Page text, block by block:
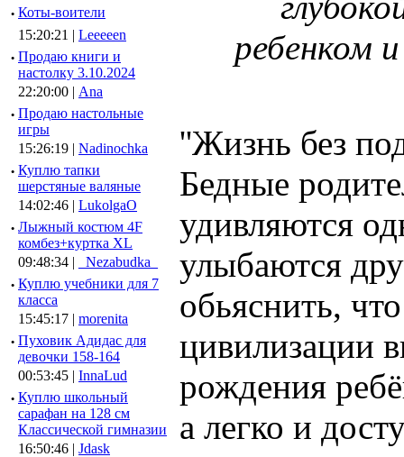
· Коты-воители
15:20:21 | Leeeeen
· Продаю книги и
настолку 3.10.2024
22:20:00 | Ana
· Продаю настольные
игры
15:26:19 | Nadinochka
· Куплю тапки
шерстяные валяные
14:02:46 | LukolgaO
· Лыжный костюм 4F
комбез+куртка XL
09:48:34 |
_Nezabudka_
· Куплю учебники для 7
класса
15:45:17 | morenita
· Пуховик Адидас для
девочки 158-164
00:53:45 | InnaLud
· Куплю школьный
сарафан на 128 см
Классической гимназии
16:50:46 | Jdask
ребенком
''Жизнь без
Бедные
удивляются
улыбаются
обьяснить,
цивилизации
рождения
а легко и